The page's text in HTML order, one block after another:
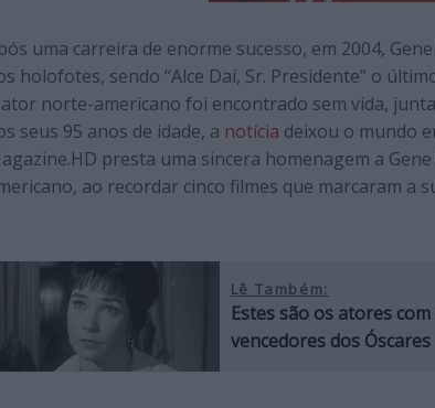
uma carreira de enorme sucesso, em 2004,
holofotes, sendo “Alce Daí, Sr. Presidente” o
norte-americano foi encontrado sem vida,
seus 95 anos de idade, a notícia deixou o mundo
presta uma sincera homenagem a
ao recordar cinco filmes que marcaram a
Lê Também:
Estes são os atores
vencedores dos Óscares